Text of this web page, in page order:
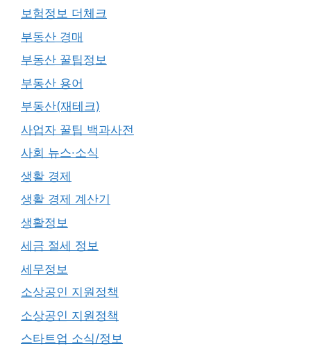
보험정보 더체크
부동산 경매
부동산 꿀팁정보
부동산 용어
부동산(재테크)
사업자 꿀팁 백과사전
사회 뉴스·소식
생활 경제
생활 경제 계산기
생활정보
세금 절세 정보
세무정보
소상공인 지원정책
소상공인 지원정책
스타트업 소식/정보